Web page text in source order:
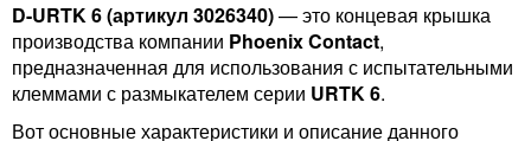
D-URTK 6 (артикул 3026340)— это концевая крышка
производства компании Phoenix Contact,
предназначенная для использования с испытательными
клеммами с размыкателем серии URTK 6.
Вот основные характеристики и описание данного